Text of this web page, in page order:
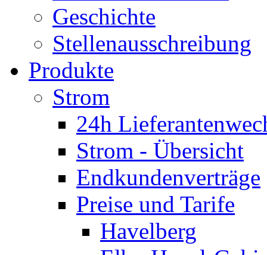
Geschichte
Stellenausschreibung
Produkte
Strom
24h
Strom - Übersicht
Endkundenverträge
Preise und Tarife
Havelberg